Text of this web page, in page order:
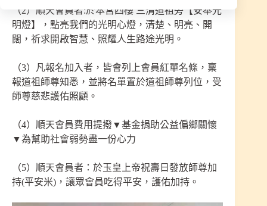
（2）順天會員者:於本宮四樓 三清道祖旁【安奉光
明燈】，點亮我們的光明心燈，清楚、明亮、開
闊，祈求開啟智慧、照耀人生路途光明。
（3）凡報名加入者，皆會列上會員紅單名條，稟
報道祖師尊知悉，並將名單置於道祖師尊列位，受
師尊慈悲護佑照顧。
（4）順天會員費用提撥▼基金捐助公益偏鄉關懷
▼為幫助社會弱勢盡一份心力
（5）順天會員者：於玉皇上帝祝壽日發放師尊加
持(平安米)，讓眾會員吃得平安，護佑加持。